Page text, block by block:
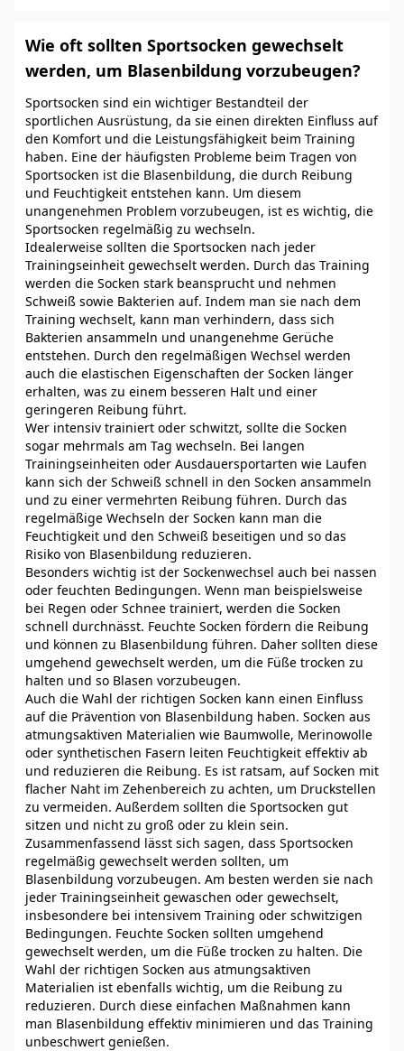
Wie oft sollten Sportsocken gewechselt
werden, um Blasenbildung vorzubeugen?
Sportsocken sind ein wichtiger Bestandteil der
sportlichen Ausrüstung, da sie einen direkten Einfluss auf
den Komfort und die Leistungsfähigkeit beim Training
haben. Eine der häufigsten Probleme beim Tragen von
Sportsocken ist die Blasenbildung, die durch Reibung
und Feuchtigkeit entstehen kann. Um diesem
unangenehmen Problem vorzubeugen, ist es wichtig, die
Sportsocken regelmäßig zu wechseln.
Idealerweise sollten die Sportsocken nach jeder
Trainingseinheit gewechselt werden. Durch das Training
werden die Socken stark beansprucht und nehmen
Schweiß sowie Bakterien auf. Indem man sie nach dem
Training wechselt, kann man verhindern, dass sich
Bakterien ansammeln und unangenehme Gerüche
entstehen. Durch den regelmäßigen Wechsel werden
auch die elastischen Eigenschaften der Socken länger
erhalten, was zu einem besseren Halt und einer
geringeren Reibung führt.
Wer intensiv trainiert oder schwitzt, sollte die Socken
sogar mehrmals am Tag wechseln. Bei langen
Trainingseinheiten oder Ausdauersportarten wie Laufen
kann sich der Schweiß schnell in den Socken ansammeln
und zu einer vermehrten Reibung führen. Durch das
regelmäßige Wechseln der Socken kann man die
Feuchtigkeit und den Schweiß beseitigen und so das
Risiko von Blasenbildung reduzieren.
Besonders wichtig ist der Sockenwechsel auch bei nassen
oder feuchten Bedingungen. Wenn man beispielsweise
bei Regen oder Schnee trainiert, werden die Socken
schnell durchnässt. Feuchte Socken fördern die Reibung
und können zu Blasenbildung führen. Daher sollten diese
umgehend gewechselt werden, um die Füße trocken zu
halten und so Blasen vorzubeugen.
Auch die Wahl der richtigen Socken kann einen Einfluss
auf die Prävention von Blasenbildung haben. Socken aus
atmungsaktiven Materialien wie Baumwolle, Merinowolle
oder synthetischen Fasern leiten Feuchtigkeit effektiv ab
und reduzieren die Reibung. Es ist ratsam, auf Socken mit
flacher Naht im Zehenbereich zu achten, um Druckstellen
zu vermeiden. Außerdem sollten die Sportsocken gut
sitzen und nicht zu groß oder zu klein sein.
Zusammenfassend lässt sich sagen, dass Sportsocken
regelmäßig gewechselt werden sollten, um
Blasenbildung vorzubeugen. Am besten werden sie nach
jeder Trainingseinheit gewaschen oder gewechselt,
insbesondere bei intensivem Training oder schwitzigen
Bedingungen. Feuchte Socken sollten umgehend
gewechselt werden, um die Füße trocken zu halten. Die
Wahl der richtigen Socken aus atmungsaktiven
Materialien ist ebenfalls wichtig, um die Reibung zu
reduzieren. Durch diese einfachen Maßnahmen kann
man Blasenbildung effektiv minimieren und das Training
unbeschwert genießen.